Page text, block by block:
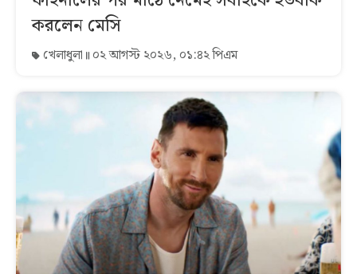
করলেন মেসি
খেলাধুলা ০২ আগস্ট ২০২৬, ০১:৪২ পিএম